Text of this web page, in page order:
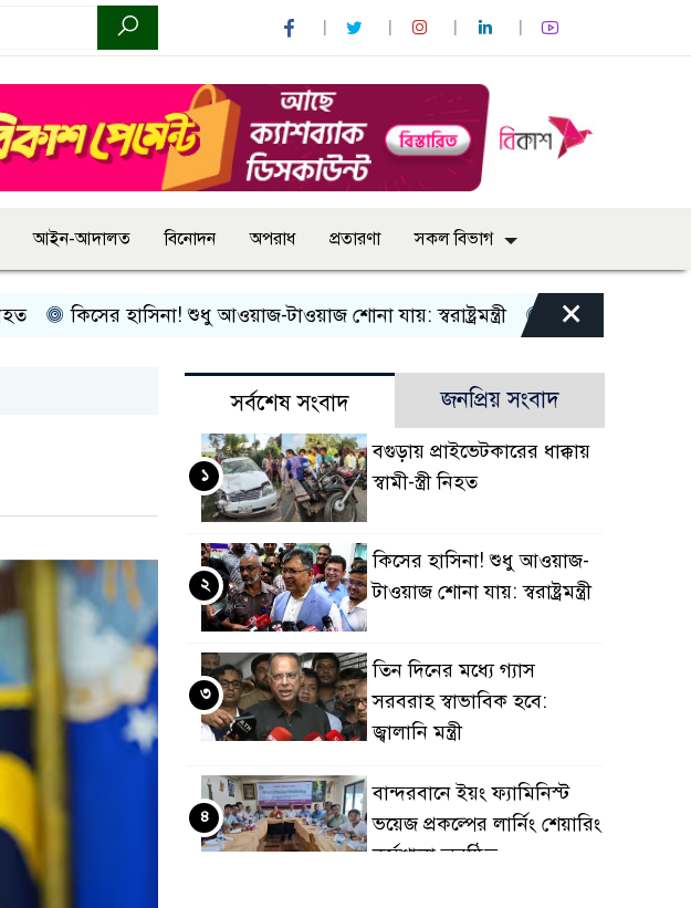
আইন-আদালত বিনোদন অপরাধ প্রতারণা সকল বিভাগ
কিসের হাসিনা! শুধু আওয়াজ-টাওয়াজ শোনা যায়: স্বরাষ্ট্রমন্ত্রী তিন দিনের মধ্যে গ্যাস
×
সর্বশেষ সংবাদ জনপ্রিয় সংবাদ
বগুড়ায় প্রাইভেটকারের ধাক্কায়
স্বামী-স্ত্রী নিহত
১
কিসের হাসিনা! শুধু আওয়াজ-
টাওয়াজ শোনা যায়: স্বরাষ্ট্রমন্ত্রী
২
তিন দিনের মধ্যে গ্যাস
সরবরাহ স্বাভাবিক হবে:
জ্বালানি মন্ত্রী
৩
বান্দরবানে ইয়ং ফ্যামিনিস্ট
ভয়েজ প্রকল্পের লার্নিং শেয়ারিং
কর্মশালা অনুষ্ঠিত
৪